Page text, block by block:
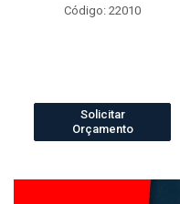
Código: 22010
Solicitar
Orçamento